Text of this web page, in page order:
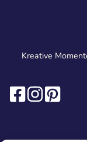
Kreative